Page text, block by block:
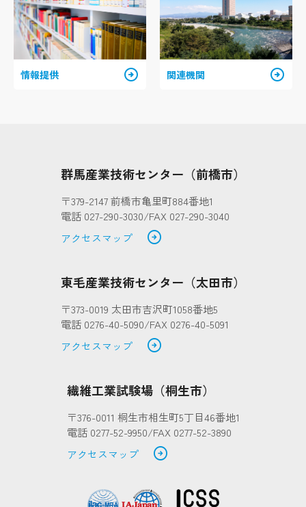
情報提供 arrow_circle_right 関連機関 arrow_circle_right
群馬産業技術センター（前橋市）
〒379-2147 前橋市亀里町884番地1
電話 027-290-3030/FAX 027-290-3040
アクセスマップ
arrow_circle_right
東毛産業技術センター（太田市）
〒373-0019 太田市吉沢町1058番地5
電話 0276-40-5090/FAX 0276-40-5091
アクセスマップ
arrow_circle_right
繊維工業試験場（桐生市）
〒376-0011 桐生市相生町5丁目46番地1
電話 0277-52-9950/FAX 0277-52-3890
アクセスマップ
arrow_circle_right